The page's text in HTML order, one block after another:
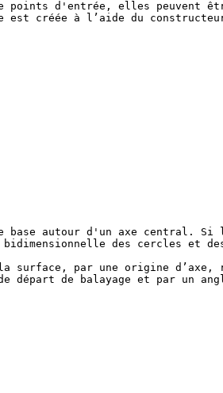
points d'entrée, elles peuvent
créée à l’aide du
base autour d'un axe central.
des cercles et
surface, par une origine
de balayage et par un